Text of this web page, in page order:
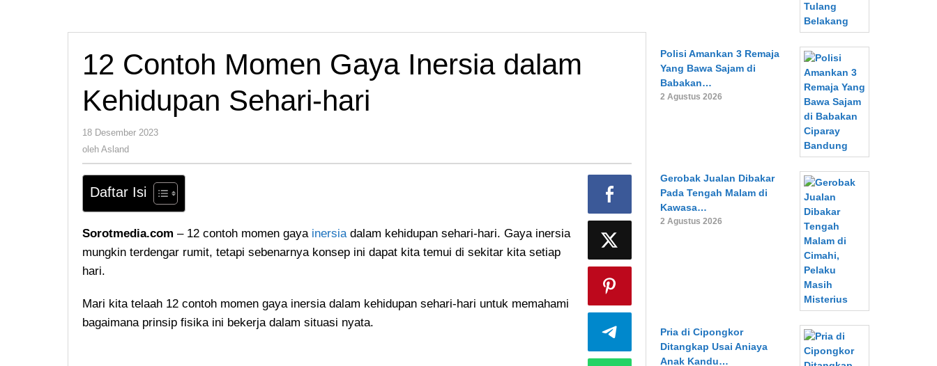
12 Contoh Momen Gaya Inersia dalam
Kehidupan Sehari-hari
18 Desember 2023
oleh Asland
Daftar Isi
Sorotmedia.com – 12 contoh momen gaya inersia dalam kehidupan sehari-hari. Gaya inersia
mungkin terdengar rumit, tetapi sebenarnya konsep ini dapat kita temui di sekitar kita setiap
hari.
Mari kita telaah 12 contoh momen gaya inersia dalam kehidupan sehari-hari untuk memahami
bagaimana prinsip fisika ini bekerja dalam situasi nyata.
Polisi Amankan 3 Remaja
Yang Bawa Sajam di
Babakan…
2 Agustus 2026
Gerobak Jualan Dibakar
Pada Tengah Malam di
Kawasa…
2 Agustus 2026
Pria di Cipongkor
Ditangkap Usai Aniaya
Anak Kandu…